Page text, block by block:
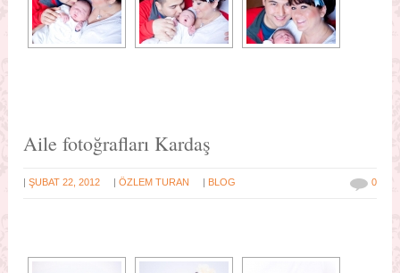
Aile fotoğrafları Kardaş
| ŞUBAT 22, 2012 |ÖZLEM TURAN | BLOG 0